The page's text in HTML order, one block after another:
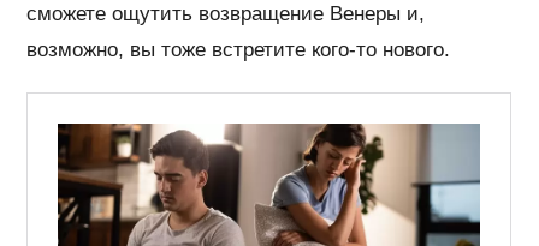
сможете ощутить возвращение Венеры и,
возможно, вы тоже встретите кого-то нового.